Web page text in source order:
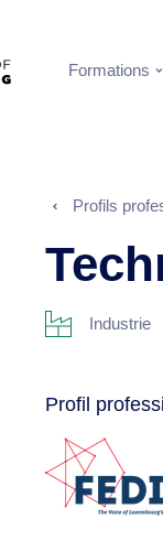
Formations
Profils
Industrie
Profil